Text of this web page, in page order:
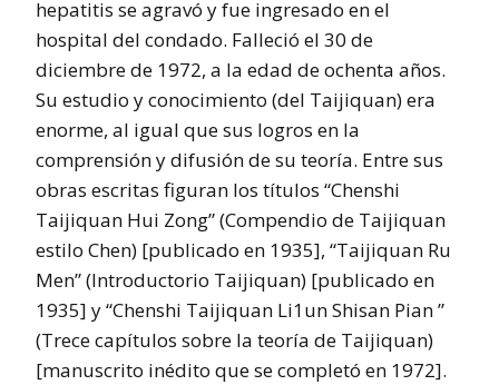
hepatitis se agravó y fue ingresado en el
hospital del condado. Falleció el 30 de
diciembre de 1972, a la edad de ochenta años.
Su estudio y conocimiento (del Taijiquan) era
enorme, al igual que sus logros en la
comprensión y difusión de su teoría. Entre sus
obras escritas figuran los títulos “Chenshi
Taijiquan Hui Zong” (Compendio de Taijiquan
estilo Chen) [publicado en 1935], “Taijiquan Ru
Men” (Introductorio Taijiquan) [publicado en
1935] y “Chenshi Taijiquan Li1un Shisan Pian ”
(Trece capítulos sobre la teoría de Taijiquan)
[manuscrito inédito que se completó en 1972].